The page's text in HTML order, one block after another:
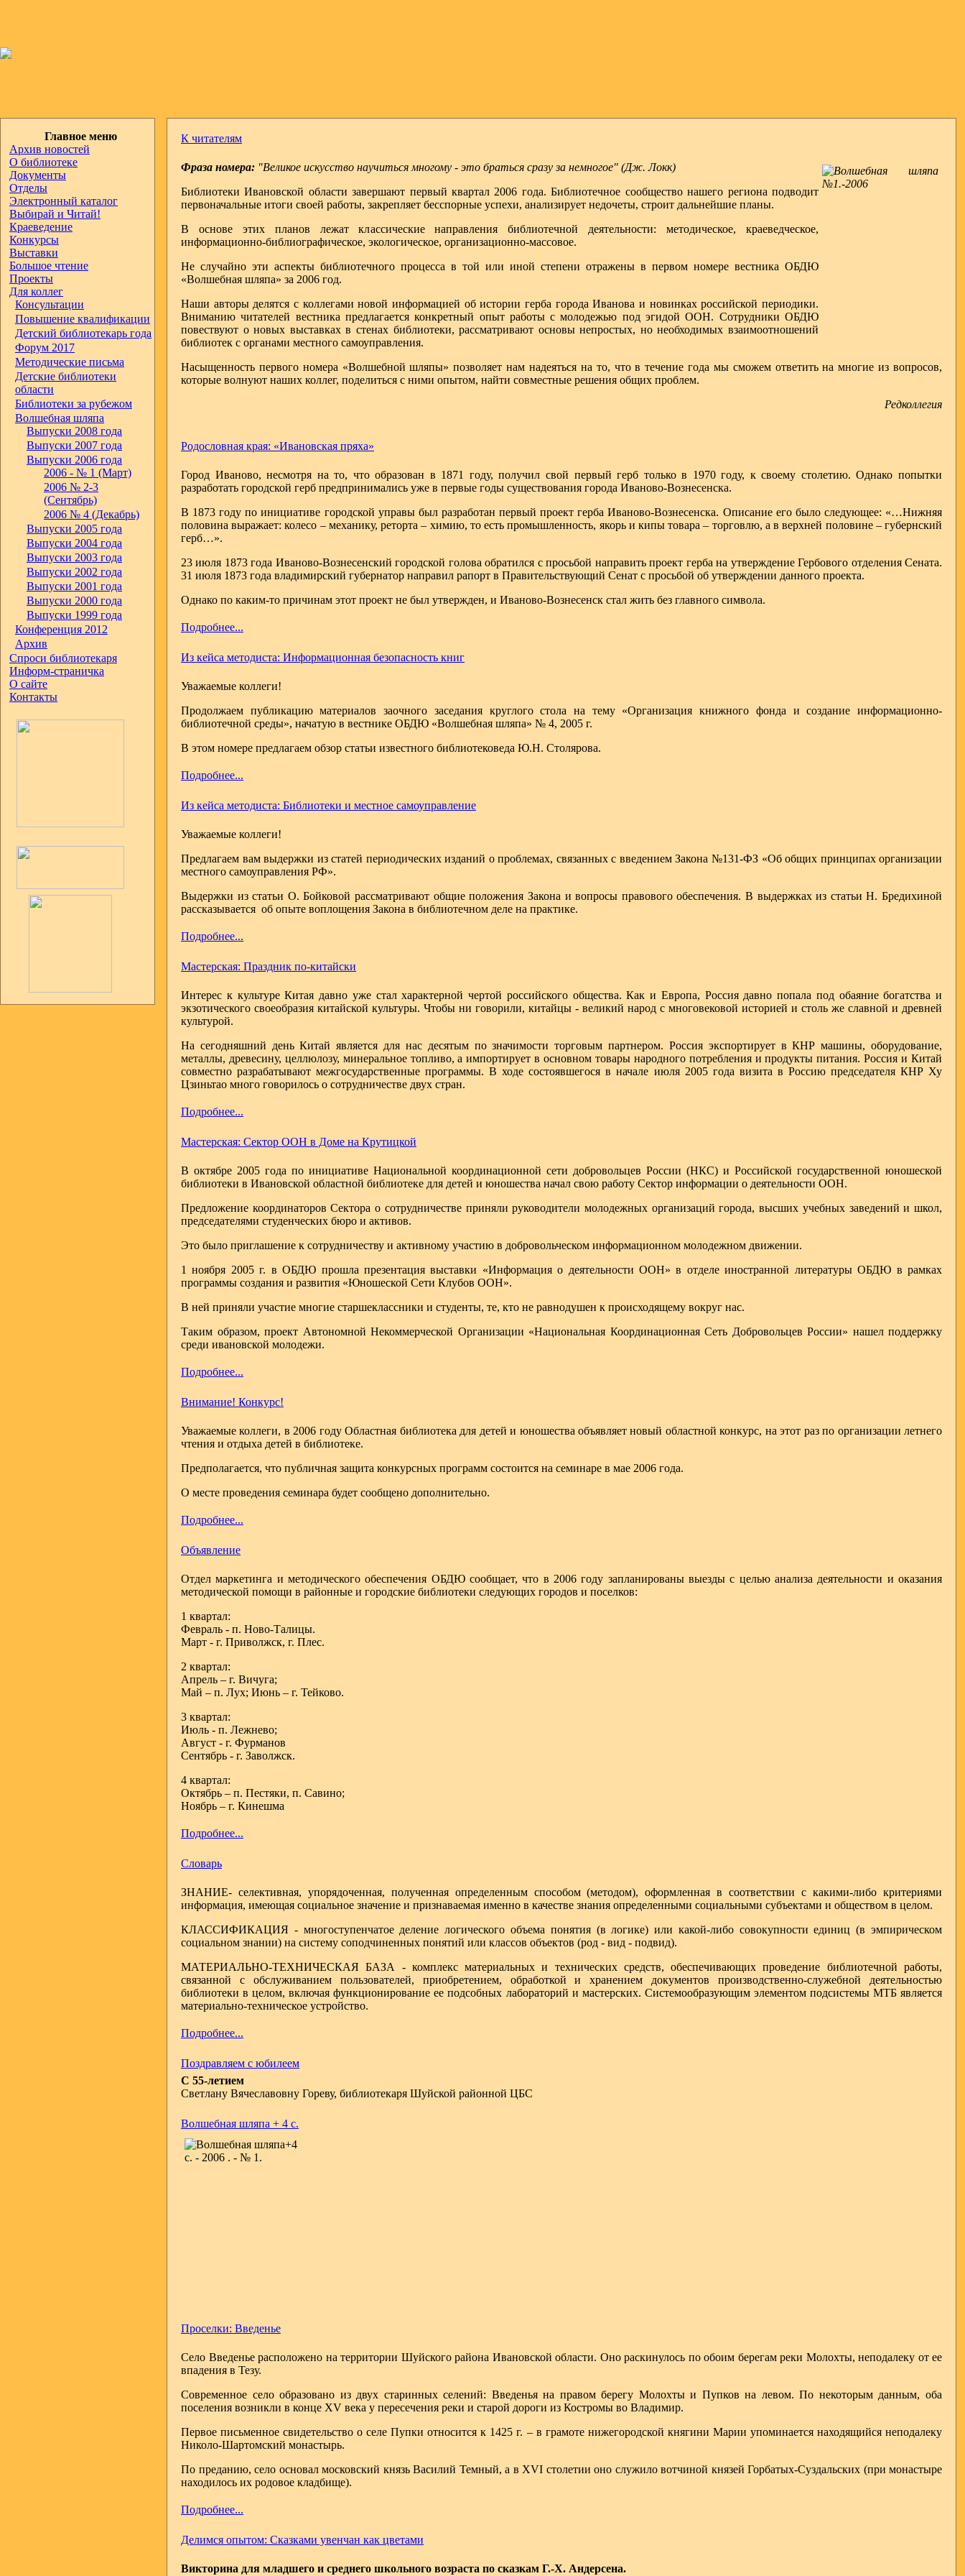
Главное меню
Архив новостей
О библиотеке
Документы
Отделы
Электронный каталог
Выбирай и Читай!
Краеведение
Конкурсы
Выставки
Большое чтение
Проекты
Для коллег
Консультации
Повышение квалификации
Детский библиотекарь года
Форум 2017
Методические письма
Детские библиотеки
области
Библиотеки за рубежом
Волшебная шляпа
Выпуски 2008 года
Выпуски 2007 года
Выпуски 2006 года
2006 - № 1 (Март)
2006 № 2-3
(Сентябрь)
2006 № 4 (Декабрь)
Выпуски 2005 года
Выпуски 2004 года
Выпуски 2003 года
Выпуски 2002 года
Выпуски 2001 года
Выпуски 2000 года
Выпуски 1999 года
Конференция 2012
Архив
Спроси библиотекаря
Информ-страничка
О сайте
Контакты
К читателям
Фраза номера: "Великое искусство научиться многому - это браться сразу за немногое" (Дж. Локк)
Библиотеки Ивановской области завершают первый квартал 2006 года. Библиотечное сообщество нашего региона подводит
первоначальные итоги своей работы, закрепляет бесспорные успехи, анализирует недочеты, строит дальнейшие планы.
В основе этих планов лежат классические направления библиотечной деятельности: методическое, краеведческое,
информационно-библиографическое, экологическое, организационно-массовое.
Не случайно эти аспекты библиотечного процесса в той или иной степени отражены в первом номере вестника ОБДЮ
«Волшебная шляпа» за 2006 год.
Наши авторы делятся с коллегами новой информацией об истории герба города Иванова и новинках российской периодики.
Вниманию читателей вестника предлагается конкретный опыт работы с молодежью под эгидой ООН. Сотрудники ОБДЮ
повествуют о новых выставках в стенах библиотеки, рассматривают основы непростых, но необходимых взаимоотношений
библиотек с органами местного самоуправления.
Насыщенность первого номера «Волшебной шляпы» позволяет нам надеяться на то, что в течение года мы сможем ответить на многие из вопросов,
которые волнуют наших коллег, поделиться с ними опытом, найти совместные решения общих проблем.
Редколлегия
Родословная края: «Ивановская пряха»
Город Иваново, несмотря на то, что образован в 1871 году, получил свой первый герб только в 1970 году, к своему столетию. Однако попытки
разработать городской герб предпринимались уже в первые годы существования города Иваново-Вознесенска.
В 1873 году по инициативе городской управы был разработан первый проект герба Иваново-Вознесенска. Описание его было следующее: «…Нижняя
половина выражает: колесо – механику, реторта – химию, то есть промышленность, якорь и кипы товара – торговлю, а в верхней половине – губернский
герб…».
23 июля 1873 года Иваново-Вознесенский городской голова обратился с просьбой направить проект герба на утверждение Гербового отделения Сената.
31 июля 1873 года владимирский губернатор направил рапорт в Правительствующий Сенат с просьбой об утверждении данного проекта.
Однако по каким-то причинам этот проект не был утвержден, и Иваново-Вознесенск стал жить без главного символа.
Подробнее...
Из кейса методиста: Информационная безопасность книг
Уважаемые коллеги!
Продолжаем публикацию материалов заочного заседания круглого стола на тему «Организация книжного фонда и создание информационно-
библиотечной среды», начатую в вестнике ОБДЮ «Волшебная шляпа» № 4, 2005 г.
В этом номере предлагаем обзор статьи известного библиотековеда Ю.Н. Столярова.
Подробнее...
Из кейса методиста: Библиотеки и местное самоуправление
Уважаемые коллеги!
Предлагаем вам выдержки из статей периодических изданий о проблемах, связанных с введением Закона №131-ФЗ «Об общих принципах организации
местного самоуправления РФ».
Выдержки из статьи О. Бойковой рассматривают общие положения Закона и вопросы правового обеспечения. В выдержках из статьи Н. Бредихиной
рассказывается об опыте воплощения Закона в библиотечном деле на практике.
Подробнее...
Мастерская: Праздник по-китайски
Интерес к культуре Китая давно уже стал характерной чертой российского общества. Как и Европа, Россия давно попала под обаяние богатства и
экзотического своеобразия китайской культуры. Чтобы ни говорили, китайцы - великий народ с многовековой историей и столь же славной и древней
культурой.
На сегодняшний день Китай является для нас десятым по значимости торговым партнером. Россия экспортирует в КНР машины, оборудование,
металлы, древесину, целлюлозу, минеральное топливо, а импортирует в основном товары народного потребления и продукты питания. Россия и Китай
совместно разрабатывают межгосударственные программы. В ходе состоявшегося в начале июля 2005 года визита в Россию председателя КНР Ху
Цзиньтао много говорилось о сотрудничестве двух стран.
Подробнее...
Мастерская: Сектор ООН в Доме на Крутицкой
В октябре 2005 года по инициативе Национальной координационной сети добровольцев России (НКС) и Российской государственной юношеской
библиотеки в Ивановской областной библиотеке для детей и юношества начал свою работу Сектор информации о деятельности ООН.
Предложение координаторов Сектора о сотрудничестве приняли руководители молодежных организаций города, высших учебных заведений и школ,
председателями студенческих бюро и активов.
Это было приглашение к сотрудничеству и активному участию в добровольческом информационном молодежном движении.
1 ноября 2005 г. в ОБДЮ прошла презентация выставки «Информация о деятельности ООН» в отделе иностранной литературы ОБДЮ в рамках
программы создания и развития «Юношеской Сети Клубов ООН».
В ней приняли участие многие старшеклассники и студенты, те, кто не равнодушен к происходящему вокруг нас.
Таким образом, проект Автономной Некоммерческой Организации «Национальная Координационная Сеть Добровольцев России» нашел поддержку
среди ивановской молодежи.
Подробнее...
Внимание! Конкурс!
Уважаемые коллеги, в 2006 году Областная библиотека для детей и юношества объявляет новый областной конкурс, на этот раз по организации летнего
чтения и отдыха детей в библиотеке.
Предполагается, что публичная защита конкурсных программ состоится на семинаре в мае 2006 года.
О месте проведения семинара будет сообщено дополнительно.
Подробнее...
Объявление
Отдел маркетинга и методического обеспечения ОБДЮ сообщает, что в 2006 году запланированы выезды с целью анализа деятельности и оказания
методической помощи в районные и городские библиотеки следующих городов и поселков:
1 квартал:
Февраль - п. Ново-Талицы.
Март - г. Приволжск, г. Плес.
2 квартал:
Апрель – г. Вичуга;
Май – п. Лух; Июнь – г. Тейково.
3 квартал:
Июль - п. Лежнево;
Август - г. Фурманов
Сентябрь - г. Заволжск.
4 квартал:
Октябрь – п. Пестяки, п. Савино;
Ноябрь – г. Кинешма
Подробнее...
Словарь
ЗНАНИЕ- селективная, упорядоченная, полученная определенным способом (методом), оформленная в соответствии с какими-либо критериями
информация, имеющая социальное значение и признаваемая именно в качестве знания определенными социальными субъектами и обществом в целом.
КЛАССИФИКАЦИЯ - многоступенчатое деление логического объема понятия (в логике) или какой-либо совокупности единиц (в эмпирическом
социальном знании) на систему соподчиненных понятий или классов объектов (род - вид - подвид).
МАТЕРИАЛЬНО-ТЕХНИЧЕСКАЯ БАЗА - комплекс материальных и технических средств, обеспечивающих проведение библиотечной работы,
связанной с обслуживанием пользователей, приобретением, обработкой и хранением документов производственно-служебной деятельностью
библиотеки в целом, включая функционирование ее подсобных лабораторий и мастерских. Системообразующим элементом подсистемы МТБ является
материально-техническое устройство.
Подробнее...
Поздравляем с юбилеем
С 55-летием
Светлану Вячеславовну Гореву, библиотекаря Шуйской районной ЦБС
Волшебная шляпа + 4 с.
Проселки: Введенье
Село Введенье расположено на территории Шуйского района Ивановской области. Оно раскинулось по обоим берегам реки Молохты, неподалеку от ее
впадения в Тезу.
Современное село образовано из двух старинных селений: Введенья на правом берегу Молохты и Пупков на левом. По некоторым данным, оба
поселения возникли в конце XV века у пересечения реки и старой дороги из Костромы во Владимир.
Первое письменное свидетельство о селе Пупки относится к 1425 г. – в грамоте нижегородской княгини Марии упоминается находящийся неподалеку
Николо-Шартомский монастырь.
По преданию, село основал московский князь Василий Темный, а в XVI столетии оно служило вотчиной князей Горбатых-Суздальских (при монастыре
находилось их родовое кладбище).
Подробнее...
Делимся опытом: Сказками увенчан как цветами
Викторина для младшего и среднего школьного возраста по сказкам Г.-X. Андерсена.